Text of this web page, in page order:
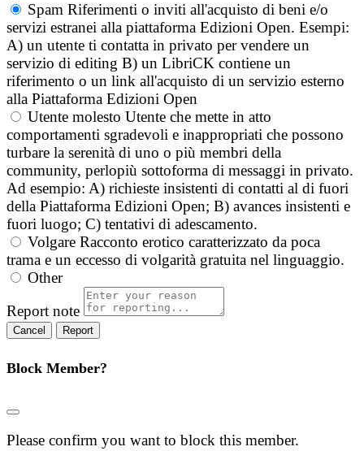
Spam Riferimenti o inviti all'acquisto di beni e/o
servizi estranei alla piattaforma Edizioni Open. Esempi:
A) un utente ti contatta in privato per vendere un
servizio di editing B) un LibriCK contiene un
riferimento o un link all'acquisto di un servizio esterno
alla Piattaforma Edizioni Open
Utente molesto Utente che mette in atto
comportamenti sgradevoli e inappropriati che possono
turbare la serenità di uno o più membri della
community, perlopiù sottoforma di messaggi in privato.
Ad esempio: A) richieste insistenti di contatti al di fuori
della Piattaforma Edizioni Open; B) avances insistenti e
fuori luogo; C) tentativi di adescamento.
Volgare Racconto erotico caratterizzato da poca
trama e un eccesso di volgarità gratuita nel linguaggio.
Other
Report note
Report
Block Member?
Please confirm you want to block this member.